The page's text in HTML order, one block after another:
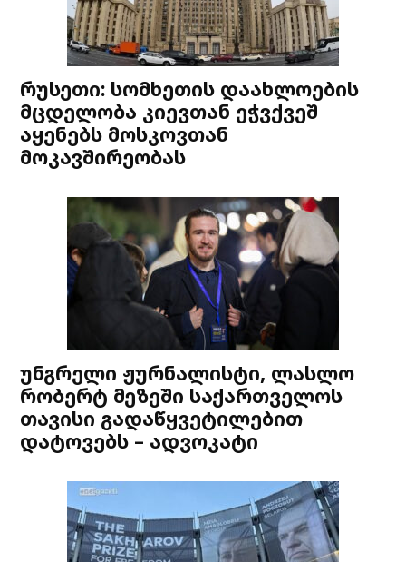
რუსეთი: სომხეთის დაახლოების
მცდელობა კიევთან ეჭვქვეშ
აყენებს მოსკოვთან
მოკავშირეობას
უნგრელი ჟურნალისტი, ლასლო
რობერტ მეზეში საქართველოს
თავისი გადაწყვეტილებით
დატოვებს – ადვოკატი